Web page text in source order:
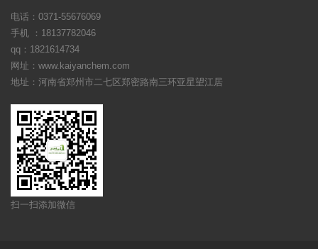
电话：0371-55676069
手机 ：18137782046
qq：1821614734
网址：www.kaiyanchem.com
地址：河南省郑州市二七区郑密路南三环亚星望江居
扫一扫添加微信